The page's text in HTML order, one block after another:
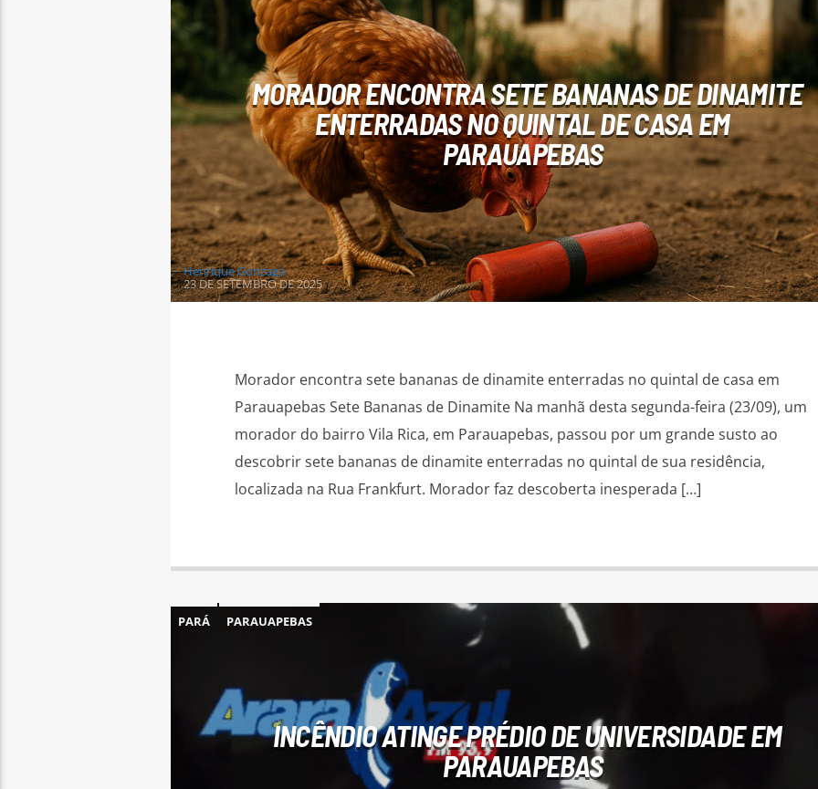
MORADOR ENCONTRA SETE BANANAS DE DINAMITE
ENTERRADAS NO QUINTAL DE CASA EM
PARAUAPEBAS
Henrique Gonzaga
23 DE SETEMBRO DE 2025
Morador encontra sete bananas de dinamite enterradas no quintal de casa em
Parauapebas Sete Bananas de Dinamite Na manhã desta segunda-feira (23/09), um
morador do bairro Vila Rica, em Parauapebas, passou por um grande susto ao
descobrir sete bananas de dinamite enterradas no quintal de sua residência,
localizada na Rua Frankfurt. Morador faz descoberta inesperada […]
PARÁ PARAUAPEBAS
INCÊNDIO ATINGE PRÉDIO DE UNIVERSIDADE EM
PARAUAPEBAS